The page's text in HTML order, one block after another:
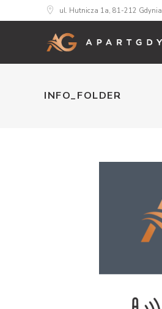
ul. Hutnicza 1a, 81-212 Gdynia
INFO_FOLDER